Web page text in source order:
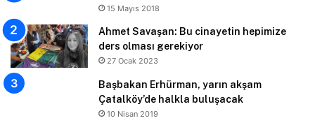
15 Mayıs 2018
Ahmet Savaşan: Bu cinayetin hepimize
ders olması gerekiyor
27 Ocak 2023
Başbakan Erhürman, yarın akşam
Çatalköy’de halkla buluşacak
10 Nisan 2019